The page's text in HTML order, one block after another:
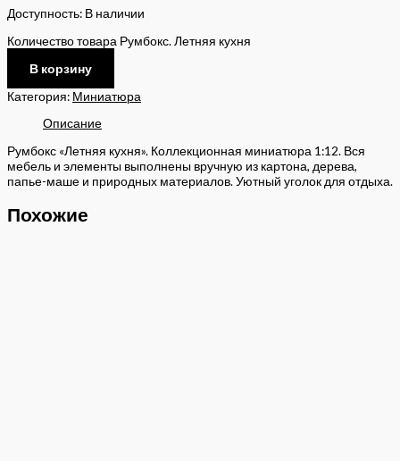
Доступность: В наличии
Количество товара Румбокс. Летняя кухня
В корзину
Категория: Миниатюра
Описание
Румбокс «Летняя кухня». Коллекционная миниатюра 1:12. Вся
мебель и элементы выполнены вручную из картона, дерева,
папье-маше и природных материалов. Уютный уголок для отдыха.
Похожие